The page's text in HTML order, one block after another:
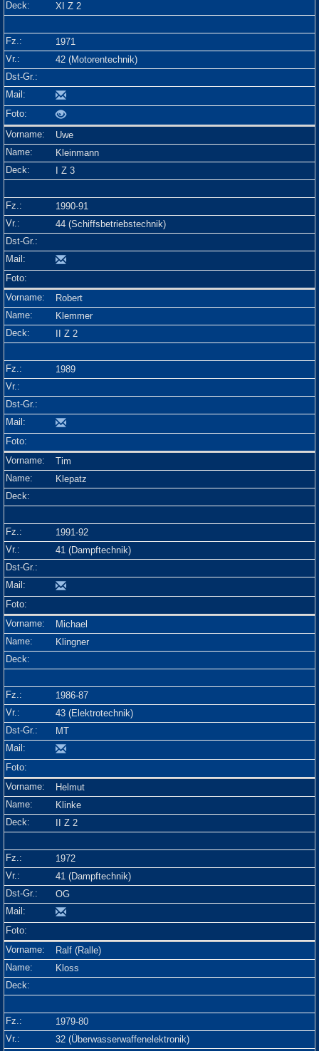
XI Z 2
1971
42 (Motorentechnik)
Uwe
Kleinmann
I Z 3
1990-91
44 (Schiffsbetriebstechnik)
Robert
Klemmer
II Z 2
1989
Tim
Klepatz
1991-92
41 (Dampftechnik)
Michael
Klingner
1986-87
43 (Elektrotechnik)
MT
Helmut
Klinke
II Z 2
1972
41 (Dampftechnik)
OG
Ralf (Ralle)
Kloss
1979-80
32 (Überwasserwaffenelektronik)